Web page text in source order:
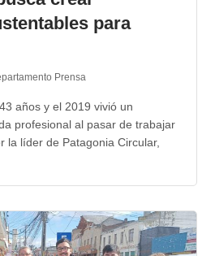
para
Prensa
años y el 2019 vivió un
profesional al pasar de trabajar
la líder de Patagonia Circular,